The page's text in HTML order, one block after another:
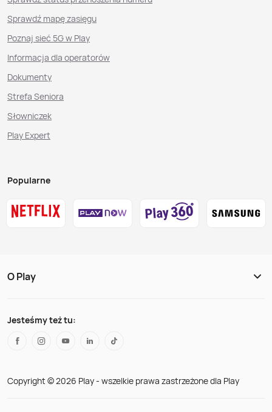
Sprawdź mapę zasięgu
Poznaj sieć 5G w Play
Informacja dla operatorów
Dokumenty
Strefa Seniora
Słowniczek
Play Expert
Popularne
O Play
Jesteśmy też tu:
Copyright © 2026 Play - wszelkie prawa zastrzeżone dla Play